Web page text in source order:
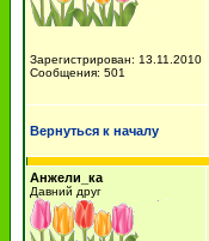
Зарегистрирован: 13.11.2010
Сообщения: 501
Вернуться к началу
Анжели_ка
Давний друг